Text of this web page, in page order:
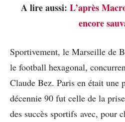
A lire aussi: L’après
encore
Sportivement, le Marseille de
le football hexagonal,
Claude Bez. Paris en était une
décennie 90 fut celle de la
des succès sportifs avec, pour